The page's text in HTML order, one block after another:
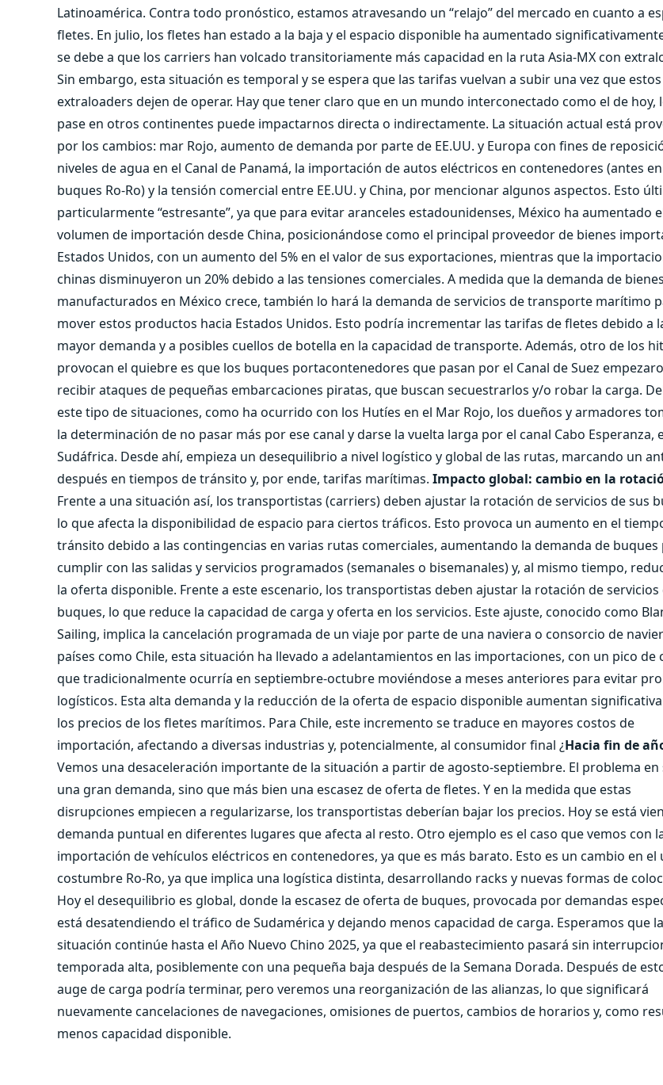
Latinoamérica. Contra todo pronóstico, estamos atravesando un “relajo” del mercado en cuanto a
fletes. En julio, los fletes han estado a la baja y el espacio disponible ha aumentado
se debe a que los carriers han volcado transitoriamente más capacidad en la ruta Asia-MX con
Sin embargo, esta situación es temporal y se espera que las tarifas vuelvan a subir una vez que estos
extraloaders dejen de operar. Hay que tener claro que en un mundo interconectado como el de hoy,
pase en otros continentes puede impactarnos directa o indirectamente. La situación actual está
por los cambios: mar Rojo, aumento de demanda por parte de EE.UU. y Europa con fines de
niveles de agua en el Canal de Panamá, la importación de autos eléctricos en contenedores (antes en
buques Ro-Ro) y la tensión comercial entre EE.UU. y China, por mencionar algunos aspectos. Esto
particularmente “estresante”, ya que para evitar aranceles estadounidenses, México ha aumentado
volumen de importación desde China, posicionándose como el principal proveedor de bienes
Estados Unidos, con un aumento del 5% en el valor de sus exportaciones, mientras que la
chinas disminuyeron un 20% debido a las tensiones comerciales. A medida que la demanda de bienes
manufacturados en México crece, también lo hará la demanda de servicios de transporte marítimo
mover estos productos hacia Estados Unidos. Esto podría incrementar las tarifas de fletes debido a
mayor demanda y a posibles cuellos de botella en la capacidad de transporte. Además, otro de los
provocan el quiebre es que los buques portacontenedores que pasan por el Canal de Suez
recibir ataques de pequeñas embarcaciones piratas, que buscan secuestrarlos y/o robar la carga.
este tipo de situaciones, como ha ocurrido con los Hutíes en el Mar Rojo, los dueños y armadores
la determinación de no pasar más por ese canal y darse la vuelta larga por el canal Cabo Esperanza,
Sudáfrica. Desde ahí, empieza un desequilibrio a nivel logístico y global de las rutas, marcando un
después en tiempos de tránsito y, por ende, tarifas marítimas. Impacto global: cambio en la
Frente a una situación así, los transportistas (carriers) deben ajustar la rotación de servicios de sus
lo que afecta la disponibilidad de espacio para ciertos tráficos. Esto provoca un aumento en el
tránsito debido a las contingencias en varias rutas comerciales, aumentando la demanda de buques
cumplir con las salidas y servicios programados (semanales o bisemanales) y, al mismo tiempo,
la oferta disponible. Frente a este escenario, los transportistas deben ajustar la rotación de servicios
buques, lo que reduce la capacidad de carga y oferta en los servicios. Este ajuste, conocido como
Sailing, implica la cancelación programada de un viaje por parte de una naviera o consorcio de
países como Chile, esta situación ha llevado a adelantamientos en las importaciones, con un pico de
que tradicionalmente ocurría en septiembre-octubre moviéndose a meses anteriores para evitar
logísticos. Esta alta demanda y la reducción de la oferta de espacio disponible aumentan
los precios de los fletes marítimos. Para Chile, este incremento se traduce en mayores costos de
importación, afectando a diversas industrias y, potencialmente, al consumidor final ¿Hacia fin de
Vemos una desaceleración importante de la situación a partir de agosto-septiembre. El problema en
una gran demanda, sino que más bien una escasez de oferta de fletes. Y en la medida que estas
disrupciones empiecen a regularizarse, los transportistas deberían bajar los precios. Hoy se está
demanda puntual en diferentes lugares que afecta al resto. Otro ejemplo es el caso que vemos con
importación de vehículos eléctricos en contenedores, ya que es más barato. Esto es un cambio en el
costumbre Ro-Ro, ya que implica una logística distinta, desarrollando racks y nuevas formas de
Hoy el desequilibrio es global, donde la escasez de oferta de buques, provocada por demandas
está desatendiendo el tráfico de Sudamérica y dejando menos capacidad de carga. Esperamos que la
situación continúe hasta el Año Nuevo Chino 2025, ya que el reabastecimiento pasará sin
temporada alta, posiblemente con una pequeña baja después de la Semana Dorada. Después de
auge de carga podría terminar, pero veremos una reorganización de las alianzas, lo que significará
nuevamente cancelaciones de navegaciones, omisiones de puertos, cambios de horarios y, como
menos capacidad disponible.